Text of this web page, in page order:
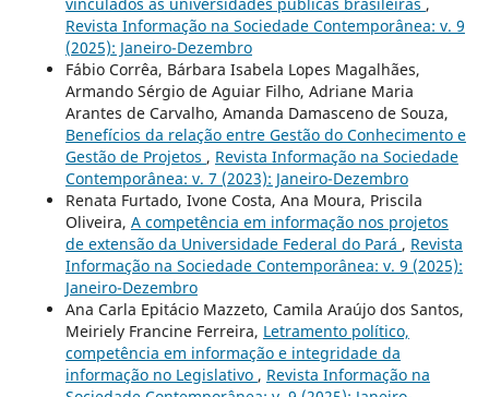
vinculados às universidades públicas brasileiras ,
Revista Informação na Sociedade Contemporânea: v. 9
(2025): Janeiro-Dezembro
Fábio Corrêa, Bárbara Isabela Lopes Magalhães,
Armando Sérgio de Aguiar Filho, Adriane Maria
Arantes de Carvalho, Amanda Damasceno de Souza,
Benefícios da relação entre Gestão do Conhecimento e
Gestão de Projetos , Revista Informação na Sociedade
Contemporânea: v. 7 (2023): Janeiro-Dezembro
Renata Furtado, Ivone Costa, Ana Moura, Priscila
Oliveira, A competência em informação nos projetos
de extensão da Universidade Federal do Pará , Revista
Informação na Sociedade Contemporânea: v. 9 (2025):
Janeiro-Dezembro
Ana Carla Epitácio Mazzeto, Camila Araújo dos Santos,
Meiriely Francine Ferreira, Letramento político,
competência em informação e integridade da
informação no Legislativo , Revista Informação na